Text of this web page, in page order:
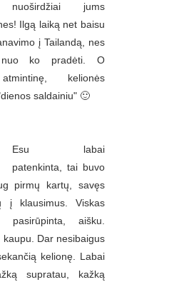
nuoširdžiai jums
Ilgą laiką net baisu
į Tailandą, nes
nuo ko pradėti. O
kelionės
saldainiu" 🙂
Esu labai
patenkinta, tai buvo
pirmų kartų, savęs
į klausimus. Viskas
pasirūpinta, aišku.
Dar nesibaigus
kelionę. Labai
supratau, kažką